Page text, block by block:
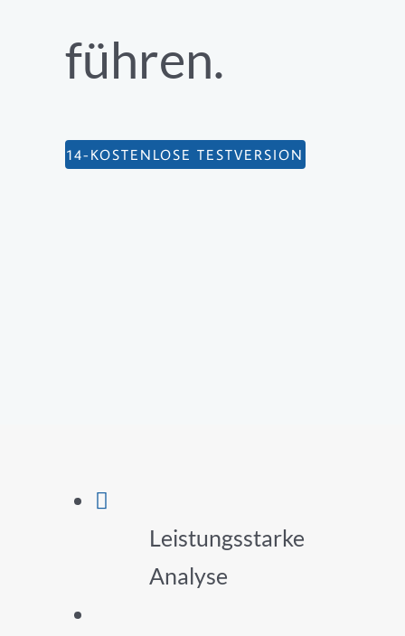
führen.
14-KOSTENLOSE TESTVERSION
Leistungsstarke
Analyse